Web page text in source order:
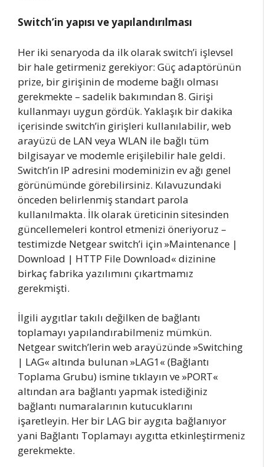
Switch’in yapısı ve yapılandırılması
Her iki senaryoda da ilk olarak switch’i işlevsel
bir hale getirmeniz gerekiyor: Güç adaptörünün
prize, bir girişinin de modeme bağlı olması
gerekmekte – sadelik bakımından 8. Girişi
kullanmayı uygun gördük. Yaklaşık bir dakika
içerisinde switch’in girişleri kullanılabilir, web
arayüzü de LAN veya WLAN ile bağlı tüm
bilgisayar ve modemle erişilebilir hale geldi.
Switch’in IP adresini modeminizin ev ağı genel
görünümünde görebilirsiniz. Kılavuzundaki
önceden belirlenmiş standart parola
kullanılmakta. İlk olarak üreticinin sitesinden
güncellemeleri kontrol etmenizi öneriyoruz –
testimizde Netgear switch’i için »Maintenance |
Download | HTTP File Download« dizinine
birkaç fabrika yazılımını çıkartmamız
gerekmişti.
İlgili aygıtlar takılı değilken de bağlantı
toplamayı yapılandırabilmeniz mümkün.
Netgear switch’lerin web arayüzünde »Switching
| LAG« altında bulunan »LAG1« (Bağlantı
Toplama Grubu) ismine tıklayın ve »PORT«
altından ara bağlantı yapmak istediğiniz
bağlantı numaralarının kutucuklarını
işaretleyin. Her bir LAG bir aygıta bağlanıyor
yani Bağlantı Toplamayı aygıtta etkinleştirmeniz
gerekmekte.